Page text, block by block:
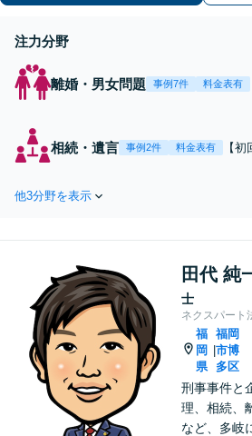
注力分野
離婚・男女問題 事例7件 料金表有
相続・遺言 事例2件 料金表有
【
ト！
かつ
続
扱い
他3分野を表示
田代 純
士
ネクスパート
福
岡
県
|
福岡
市博
多区
刑事事件と
理、相続、
など、多岐